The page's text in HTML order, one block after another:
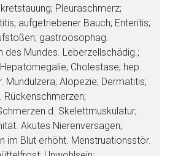
Pleuraschmerz;
aufgetriebener Bauch; Enteritis;
gastroösophag.
des Mundes. Leberzellschädig.;
Cholestase; hep.
Mundulzera; Alopezie; Dermatitis;
Rückenschmerzen;
d. Skelettmuskulatur;
Akutes Nierenversagen;
im Blut erhöht. Menstruationsstör.